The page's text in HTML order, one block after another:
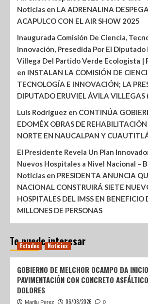
Noticias en LA ADRENALINA
ACAPULCO CON EL AIR SHOW 2025
Inaugurada Comisión De Ciencia,
Innovación, Presedida Por El Diputado
Villega Del Partido Verde Ecologista |
en INSTALAN LA COMISIÓN DE
TECNOLOGÍA E INNOVACIÓN; LA
DIPUTADO ERUVIEL ÁVILA VILLEGAS
Luis Rodríguez en CONTINÚA
EDOMÉX OBRAS DE REHABILITACIÓN
NORTE EN NAUCALPAN Y
El Presidente Revela Un Plan
Nuevos Hospitales a Nivel Nacional –
Noticias en PRESIDENTA ANUNCIA
NACIONAL CONSTRUIRÁ SIETE
HOSPITALES DEL IMSS EN BENEFICIO
MILLONES DE PERSONAS
Te puede interesar
Estados Noticias
GOBIERNO DE MELCHOR OCAMPO DA
PAVIMENTACIÓN CON CONCRETO
DOLORES
Marilu Perez 06/08/2026 0